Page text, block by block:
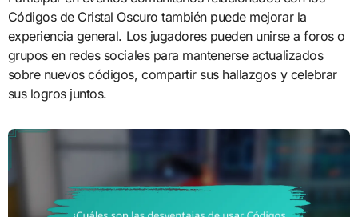
Códigos de Cristal Oscuro también puede mejorar la
experiencia general. Los jugadores pueden unirse a foros o
grupos en redes sociales para mantenerse actualizados
sobre nuevos códigos, compartir sus hallazgos y celebrar
sus logros juntos.